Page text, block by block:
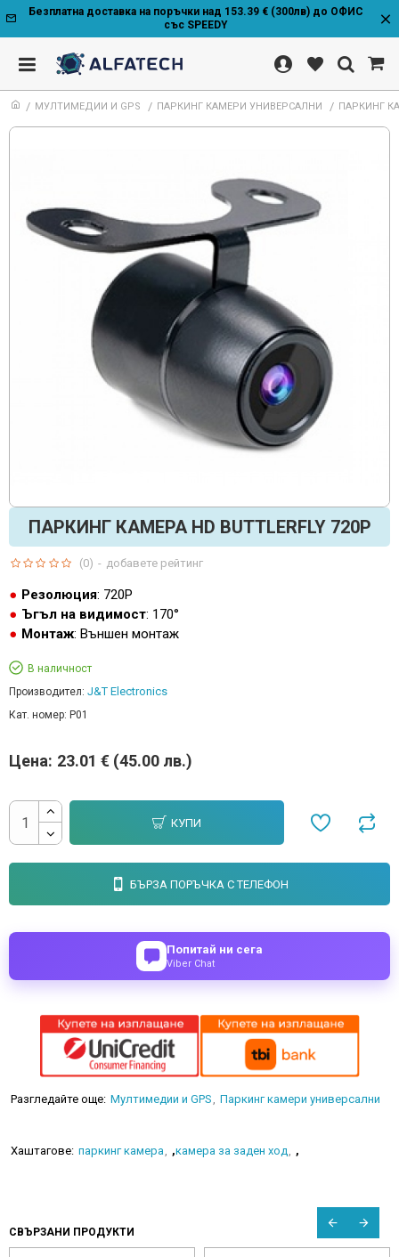
Безплатна доставка на поръчки над 153.39 € (300лв) до ОФИС
със SPEEDY
МУЛТИМЕДИИ И GPS ПАРКИНГ КАМЕРИ УНИВЕРСАЛНИ ПАРКИНГ
ПАРКИНГ КАМЕРА HD BUTTLERFLY 720P
Резолюция: 720P
Ъгъл на видимост: 170°
Монтаж: Външен монтаж
В наличност
Производител: J&T Electronics
Кат. номер: P01
(0) - добавете рейтинг
Цена: 23.01 € (45.00 лв.)
КУПИ
БЪРЗА ПОРЪЧКА С ТЕЛЕФОН
Попитай ни сега
Viber Chat
Разгледайте още: Мултимедии и GPS Паркинг камери универсални
Хаштагове: паркинг камера ,камера за заден ход ,
СВЪРЗАНИ ПРОДУКТИ